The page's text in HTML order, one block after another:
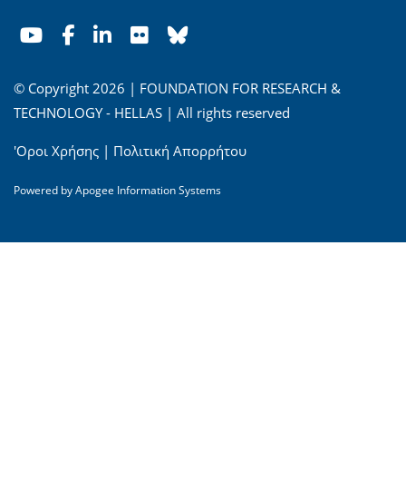
© Copyright 2026 | FOUNDATION FOR RESEARCH &
TECHNOLOGY - HELLAS | All rights reserved
'Οροι Χρήσης | Πολιτική Απορρήτου
Powered byApogee Information Systems